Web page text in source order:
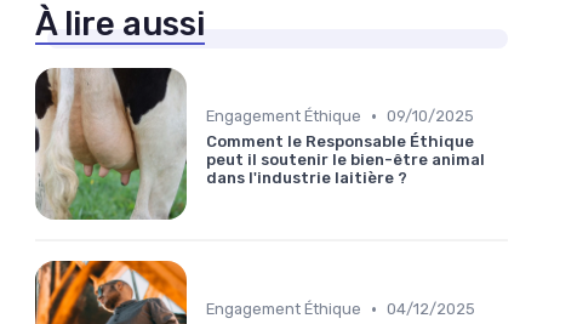
À lire aussi
Engagement Éthique • 09/10/2025
Comment le Responsable Éthique
peut il soutenir le bien-être animal
dans l'industrie laitière ?
Engagement Éthique • 04/12/2025